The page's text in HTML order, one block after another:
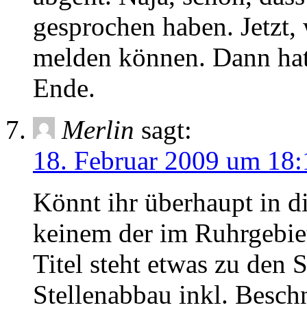
gesprochen haben.
melden können. Dann
Ende.
Merlin sagt:
18. Februar 2009 um
Könnt ihr überhaupt in
keinem der im
Titel steht etwas zu den
Stellenabbau inkl.